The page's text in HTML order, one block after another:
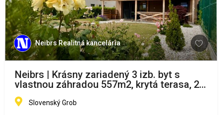
Neibrs Realitná kancelária
Neibrs | Krásny zariadený 3 izb. byt s
vlastnou záhradou 557m2, krytá terasa, 2
parkovacie miesta, Malý Raj
Slovenský Grob